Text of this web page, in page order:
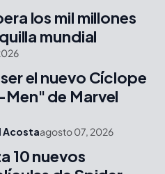
los mil millones
mundial
el nuevo Cíclope
de Marvel
Acostaagosto 07, 2026
10 nuevos